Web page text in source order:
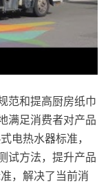
范和提高厨房纸巾
满足消费者对产品
电热水器标准，
试方法，提升产品
，解决了当前消